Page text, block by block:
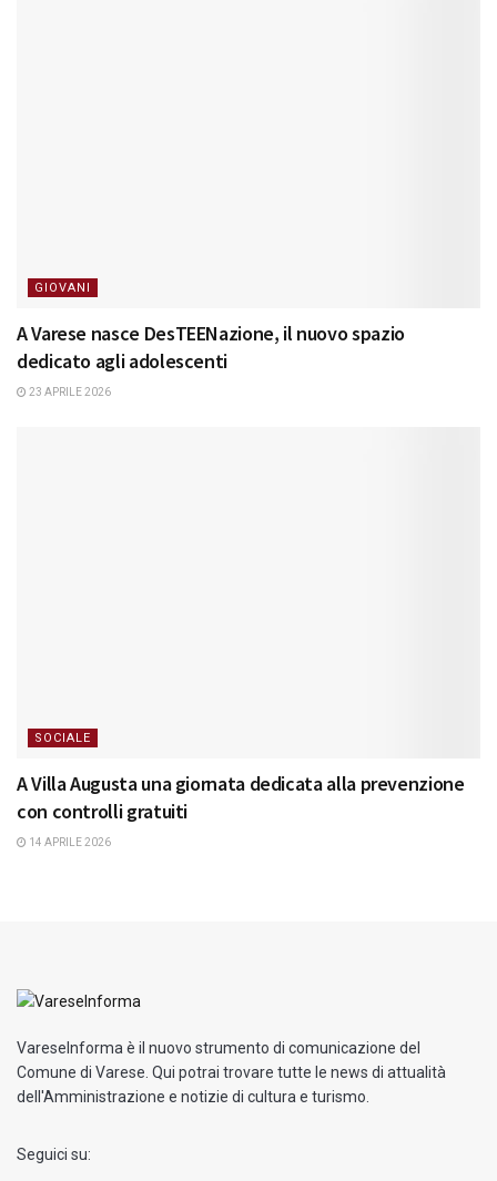
GIOVANI
A Varese nasce DesTEENazione, il nuovo spazio
dedicato agli adolescenti
23 APRILE 2026
SOCIALE
A Villa Augusta una giornata dedicata alla prevenzione
con controlli gratuiti
14 APRILE 2026
VareseInforma è il nuovo strumento di comunicazione del
Comune di Varese. Qui potrai trovare tutte le news di attualità
dell'Amministrazione e notizie di cultura e turismo.
Seguici su: